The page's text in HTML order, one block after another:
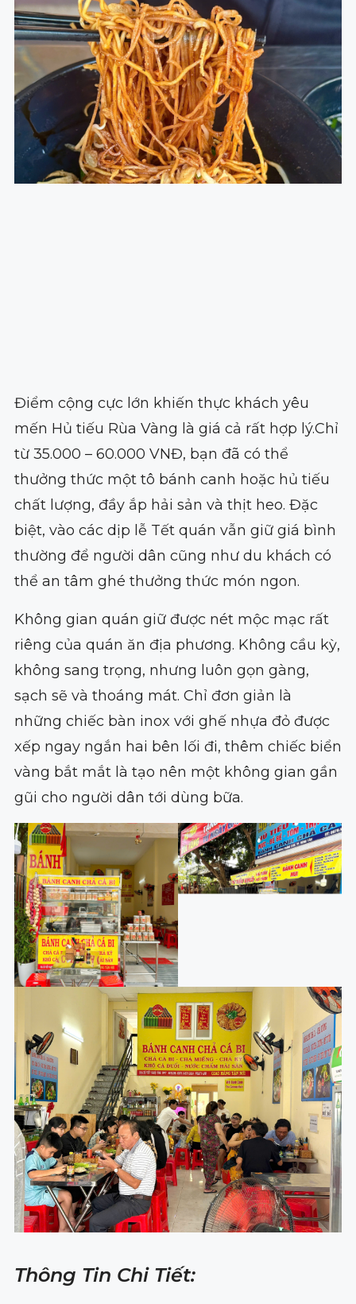
Điểm cộng cực lớn khiến thực khách yêu
mến Hủ tiếu Rùa Vàng là giá cả rất hợp lý.Chỉ
từ 35.000 – 60.000 VNĐ, bạn đã có thể
thưởng thức một tô bánh canh hoặc hủ tiếu
chất lượng, đầy ắp hải sản và thịt heo. Đặc
biệt, vào các dịp lễ Tết quán vẫn giữ giá bình
thường để người dân cũng như du khách có
thể an tâm ghé thưởng thức món ngon.
Không gian quán giữ được nét mộc mạc rất
riêng của quán ăn địa phương. Không cầu kỳ,
không sang trọng, nhưng luôn gọn gàng,
sạch sẽ và thoáng mát. Chỉ đơn giản là
những chiếc bàn inox với ghế nhựa đỏ được
xếp ngay ngắn hai bên lối đi, thêm chiếc biển
vàng bắt mắt là tạo nên một không gian gần
gũi cho người dân tới dùng bữa.
Thông Tin Chi Tiết: